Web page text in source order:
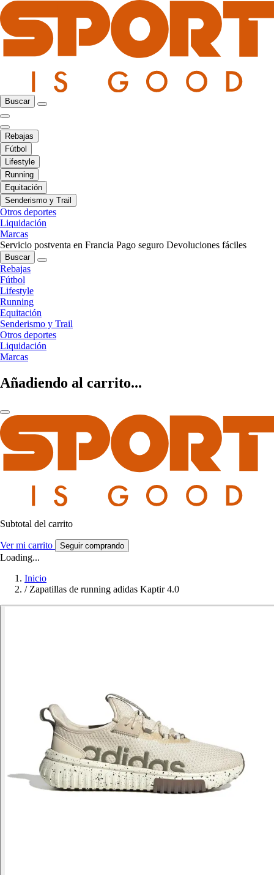
Buscar
Rebajas
Fútbol
Lifestyle
Running
Equitación
Senderismo y Trail
Otros deportes
Liquidación
Marcas
Servicio postventa en Francia Pago seguro Devoluciones fáciles
Buscar
Rebajas
Fútbol
Lifestyle
Running
Equitación
Senderismo y Trail
Otros deportes
Liquidación
Marcas
Añadiendo al carrito...
Subtotal del carrito
Ver mi carrito Seguir comprando
Loading...
Inicio
/ Zapatillas de running adidas Kaptir 4.0